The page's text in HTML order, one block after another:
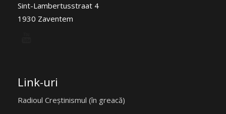
Sint-Lambertusstraat 4
1930 Zaventem
Link-uri
Radioul Creștinismul (în greacă)